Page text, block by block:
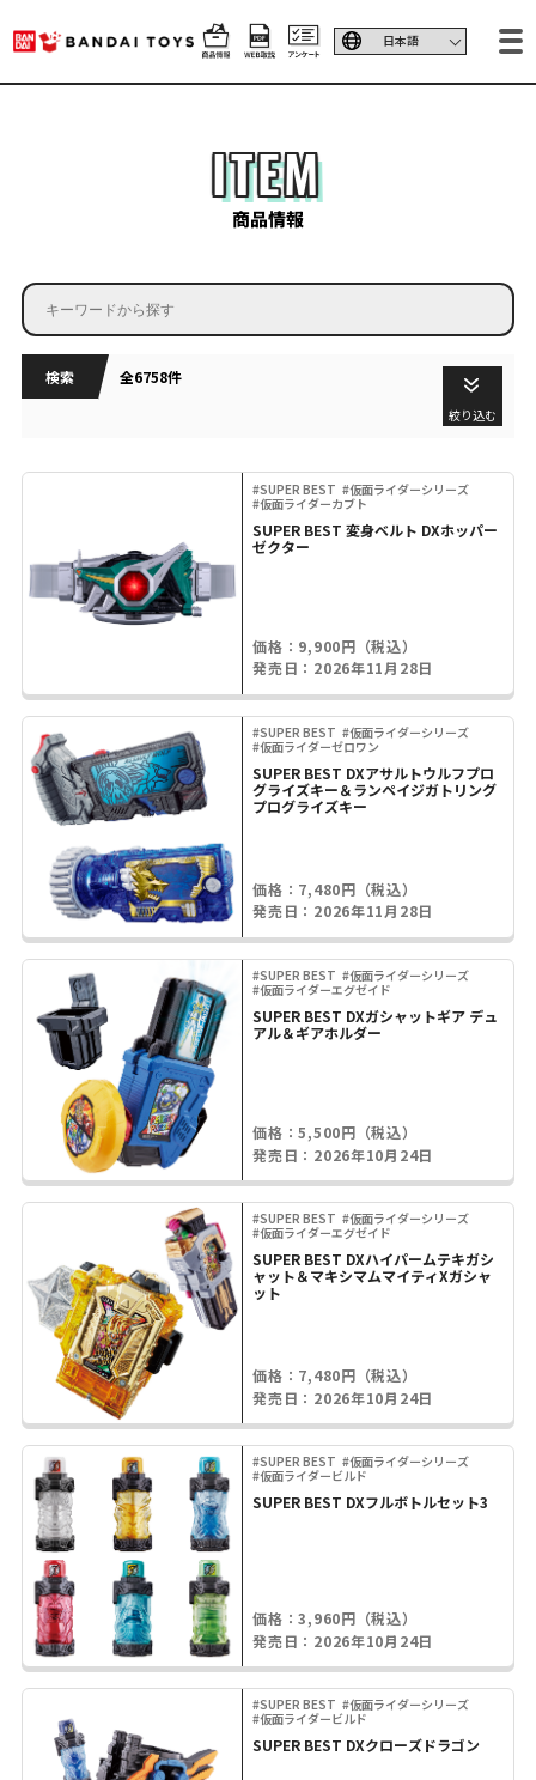
ITEM
商品情報
検索 全6758件
絞り込む
#SUPER BEST #仮面ライダーシリーズ
#仮面ライダーカブト
SUPER BEST 変身ベルト DXホッパー
ゼクター
価格：9,900円（税込）
発売日：2026年11月28日
#SUPER BEST #仮面ライダーシリーズ
#仮面ライダーゼロワン
SUPER BEST DXアサルトウルフプロ
グライズキー＆ランペイジガトリング
プログライズキー
価格：7,480円（税込）
発売日：2026年11月28日
#SUPER BEST #仮面ライダーシリーズ
#仮面ライダーエグゼイド
SUPER BEST DXガシャットギア デュ
アル＆ギアホルダー
価格：5,500円（税込）
発売日：2026年10月24日
#SUPER BEST #仮面ライダーシリーズ
#仮面ライダーエグゼイド
SUPER BEST DXハイパームテキガシ
ャット＆マキシマムマイティXガシャ
ット
価格：7,480円（税込）
発売日：2026年10月24日
#SUPER BEST #仮面ライダーシリーズ
#仮面ライダービルド
SUPER BEST DXフルボトルセット3
価格：3,960円（税込）
発売日：2026年10月24日
#SUPER BEST #仮面ライダーシリーズ
#仮面ライダービルド
SUPER BEST DXクローズドラゴン